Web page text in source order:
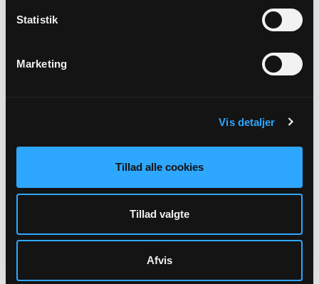
Statistik
Marketing
Vis detaljer
Tillad alle cookies
Tillad valgte
Afvis
11
19. s. e. trin.
Vorbasse Kirke kl. 10:30 - 11:30